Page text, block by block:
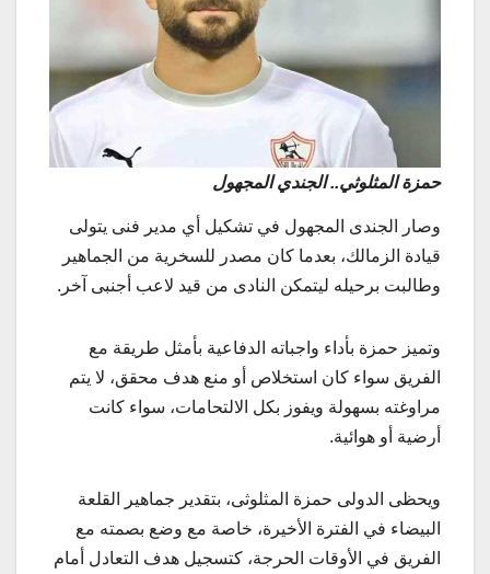
حمزة المثلوثي.. الجندي المجهول
وصار الجندى المجهول في تشكيل أي مدير فنى يتولى
قيادة الزمالك، بعدما كان مصدر للسخرية من الجماهير
وطالبت برحيله ليتمكن النادى من قيد لاعب أجنبى آخر.
وتميز حمزة بأداء واجباته الدفاعية بأمثل طريقة مع
الفريق سواء كان استخلاص أو منع هدف محقق، لا يتم
مراوغته بسهولة ويفوز بكل الالتحامات، سواء كانت
أرضية أو هوائية.
ويحظى الدولى حمزة المثلوثى، بتقدير جماهير القلعة
البيضاء في الفترة الأخيرة، خاصة مع وضع بصمته مع
الفريق في الأوقات الحرجة، كتسجيل هدف التعادل أمام